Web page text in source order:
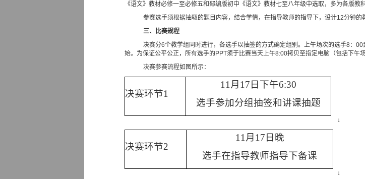
《语文》教材必修一至必修五和部编版初中《语文》教材七至八年级中选取，多为各版教
参赛选手须根据抽取的题目内容，结合学情，在指导教师的指导下，设计12分钟的
三、比赛规程
决赛分6个教学组同时进行，各选手以抽签的方式确定组别。上午场次的选手8：00
始。为保证公平公正，所有选手的 PPT须于比赛当天上午8:00拷贝至指定电脑（包括下午
决赛参赛流程如图所示：
决赛环节1
11 月 17 日下午6:30
选手参加分组抽签和讲课抽题
↓
决赛环节2
11 月 17 日晚
选手在指导教师指导下备课
↓